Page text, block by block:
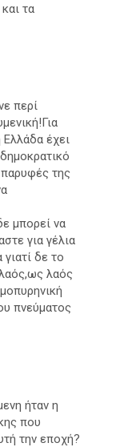
τα
περί
έχει
παρυφές της
μπορεί να
για γέλια
δε το
λαός
πνεύματος
ήταν η
που
την εποχή?